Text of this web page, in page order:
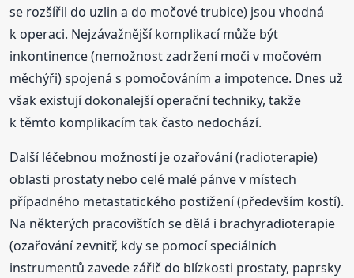
se rozšířil do uzlin a do močové trubice) jsou vhodná
k operaci. Nejzávažnější komplikací může být
inkontinence (nemožnost zadržení moči v močovém
měchýři) spojená s pomočováním a impotence. Dnes už
však existují dokonalejší operační techniky, takže
k těmto komplikacím tak často nedochází.
Další léčebnou možností je ozařování (radioterapie)
oblasti prostaty nebo celé malé pánve v místech
případného metastatického postižení (především kostí).
Na některých pracovištích se dělá i brachyradioterapie
(ozařování zevnitř, kdy se pomocí speciálních
instrumentů zavede zářič do blízkosti prostaty, paprsky